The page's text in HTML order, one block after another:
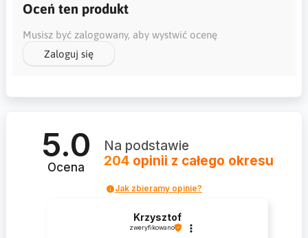
Oceń ten produkt
Musisz być zalogowany, aby wystwić ocenę
Zaloguj się
5.0
Ocena
Na podstawie
204 opinii z całego okresu
Jak zbieramy opinie?
Krzysztof
zweryfikowano